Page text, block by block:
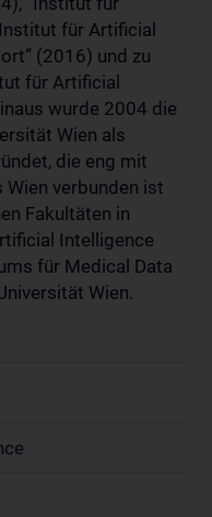
für Artificial
(2016) und zu
für Artificial
wurde 2004 die
Wien als
die eng mit
Wien verbunden ist
Fakultäten in
Intelligence
für Medical Data
Wien.